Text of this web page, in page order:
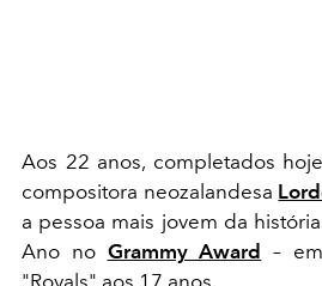
Aos 22 anos, completados
compositora neozalandesa
a pessoa mais jovem da
Ano no Grammy Award
–